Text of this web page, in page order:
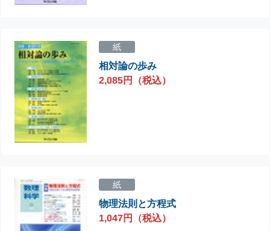
紙
相対論の歩み
2,085円（税込）
紙
物理法則と方程式
1,047円（税込）